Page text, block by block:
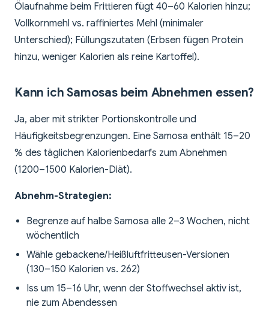
Ölaufnahme beim Frittieren fügt 40–60 Kalorien hinzu;
Vollkornmehl vs. raffiniertes Mehl (minimaler
Unterschied); Füllungszutaten (Erbsen fügen Protein
hinzu, weniger Kalorien als reine Kartoffel).
Kann ich Samosas beim Abnehmen essen?
Ja, aber mit strikter Portionskontrolle und
Häufigkeitsbegrenzungen. Eine Samosa enthält 15–20
% des täglichen Kalorienbedarfs zum Abnehmen
(1200–1500 Kalorien-Diät).
Abnehm-Strategien:
Begrenze auf halbe Samosa alle 2–3 Wochen, nicht
wöchentlich
Wähle gebackene/Heißluftfritteusen-Versionen
(130–150 Kalorien vs. 262)
Iss um 15–16 Uhr, wenn der Stoffwechsel aktiv ist,
nie zum Abendessen